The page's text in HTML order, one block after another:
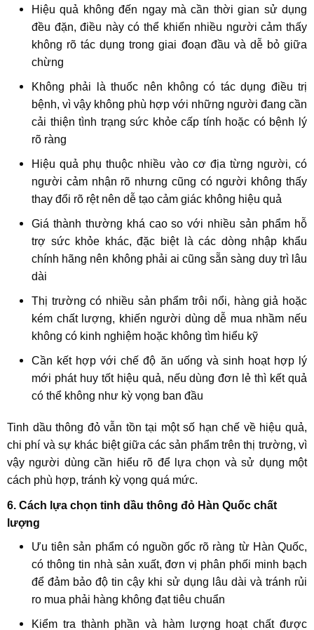
Hiệu quả không đến ngay mà cần thời gian sử dụng
đều đặn, điều này có thể khiến nhiều người cảm thấy
không rõ tác dụng trong giai đoạn đầu và dễ bỏ giữa
chừng
Không phải là thuốc nên không có tác dụng điều trị
bệnh, vì vậy không phù hợp với những người đang cần
cải thiện tình trạng sức khỏe cấp tính hoặc có bệnh lý
rõ ràng
Hiệu quả phụ thuộc nhiều vào cơ địa từng người, có
người cảm nhận rõ nhưng cũng có người không thấy
thay đổi rõ rệt nên dễ tạo cảm giác không hiệu quả
Giá thành thường khá cao so với nhiều sản phẩm hỗ
trợ sức khỏe khác, đặc biệt là các dòng nhập khẩu
chính hãng nên không phải ai cũng sẵn sàng duy trì lâu
dài
Thị trường có nhiều sản phẩm trôi nổi, hàng giả hoặc
kém chất lượng, khiến người dùng dễ mua nhầm nếu
không có kinh nghiệm hoặc không tìm hiểu kỹ
Cần kết hợp với chế độ ăn uống và sinh hoạt hợp lý
mới phát huy tốt hiệu quả, nếu dùng đơn lẻ thì kết quả
có thể không như kỳ vọng ban đầu
Tinh dầu thông đỏ vẫn tồn tại một số hạn chế về hiệu quả,
chi phí và sự khác biệt giữa các sản phẩm trên thị trường, vì
vậy người dùng cần hiểu rõ để lựa chọn và sử dụng một
cách phù hợp, tránh kỳ vọng quá mức.
6. Cách lựa chọn tinh dầu thông đỏ Hàn Quốc chất
lượng
Ưu tiên sản phẩm có nguồn gốc rõ ràng từ Hàn Quốc,
có thông tin nhà sản xuất, đơn vị phân phối minh bạch
để đảm bảo độ tin cậy khi sử dụng lâu dài và tránh rủi
ro mua phải hàng không đạt tiêu chuẩn
Kiểm tra thành phần và hàm lượng hoạt chất được